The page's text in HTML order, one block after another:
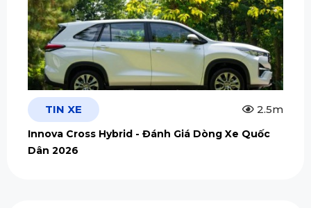
TIN XE 2.5m
Innova Cross Hybrid - Đánh Giá Dòng Xe Quốc
Dân 2026